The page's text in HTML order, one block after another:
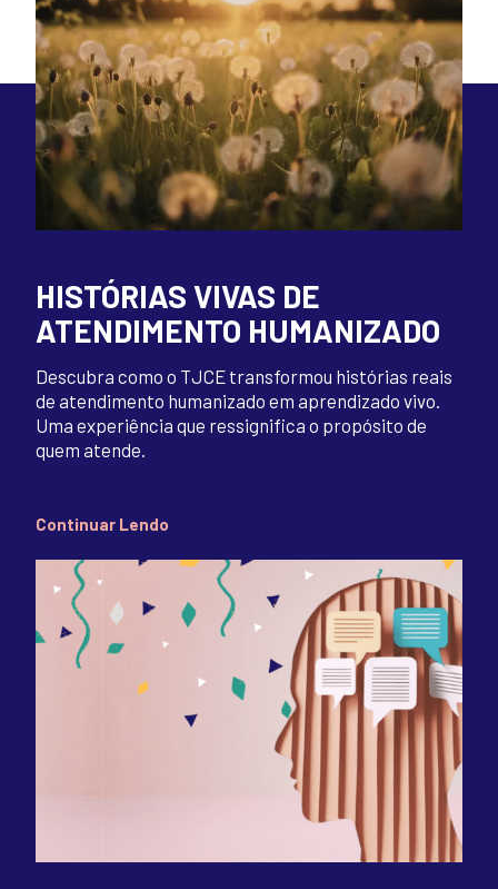
HISTÓRIAS VIVAS DE
ATENDIMENTO HUMANIZADO
Descubra como o TJCE transformou histórias reais
de atendimento humanizado em aprendizado vivo.
Uma experiência que ressignifica o propósito de
quem atende.
Continuar Lendo